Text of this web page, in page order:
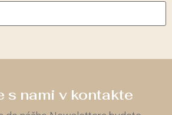
s nami v kontakte